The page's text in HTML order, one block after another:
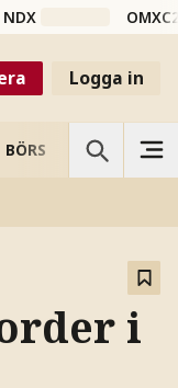
NDX
Logga in
BÖRS VETENSKAP
i